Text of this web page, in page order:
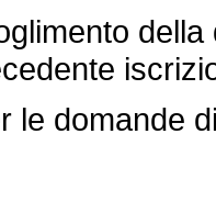
della
domande